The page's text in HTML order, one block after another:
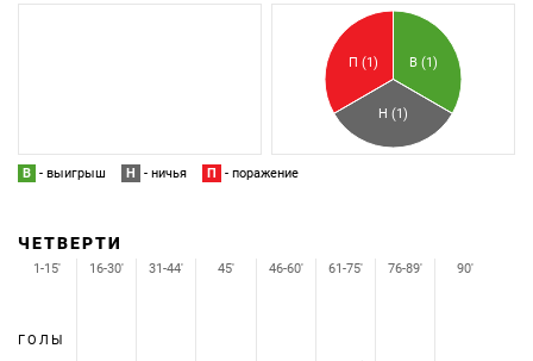
В (1)
Н (1)
П (1)
В - выигрыш Н - ничья П - поражение
ЧЕТВЕРТИ
ГОЛЫ
1-15' 16-30' 31-44' 45' 46-60' 61-75' 76-89' 90'